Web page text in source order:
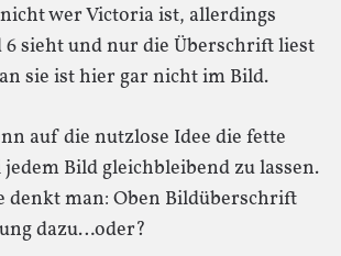
wer Victoria ist, allerdings
sieht und nur die Überschrift liest
sie ist hier gar nicht im Bild.
auf die nutzlose Idee die fette
Bild gleichbleibend zu lassen.
denkt man: Oben Bildüberschrift
dazu…oder?